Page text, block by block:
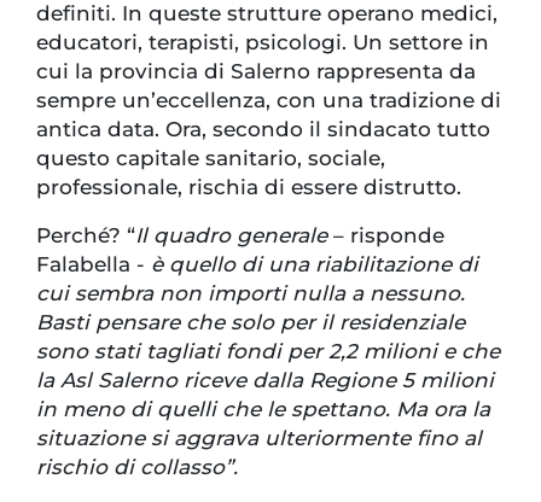
definiti. In queste strutture operano medici,
educatori, terapisti, psicologi. Un settore in
cui la provincia di Salerno rappresenta da
sempre un’eccellenza, con una tradizione di
antica data. Ora, secondo il sindacato tutto
questo capitale sanitario, sociale,
professionale, rischia di essere distrutto.
Perché? “Il quadro generale – risponde
Falabella - è quello di una riabilitazione di
cui sembra non importi nulla a nessuno.
Basti pensare che solo per il residenziale
sono stati tagliati fondi per 2,2 milioni e che
la Asl Salerno riceve dalla Regione 5 milioni
in meno di quelli che le spettano. Ma ora la
situazione si aggrava ulteriormente fino al
rischio di collasso”.